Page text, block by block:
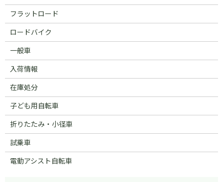
フラットロード
ロードバイク
一般車
入荷情報
在庫処分
子ども用自転車
折りたたみ・小径車
試乗車
電動アシスト自転車